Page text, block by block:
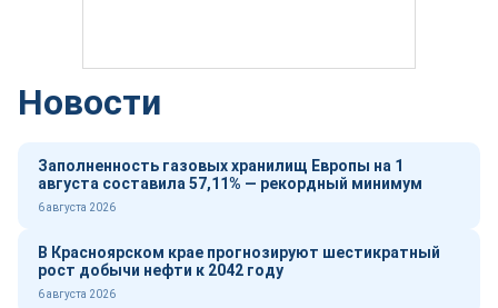
Новости
Заполненность газовых хранилищ Европы на 1
августа составила 57,11% — рекордный минимум
6 августа 2026
В Красноярском крае прогнозируют шестикратный
рост добычи нефти к 2042 году
6 августа 2026